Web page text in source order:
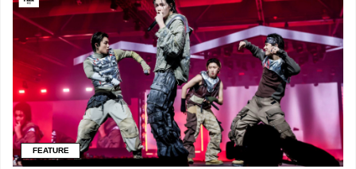
FEATURE